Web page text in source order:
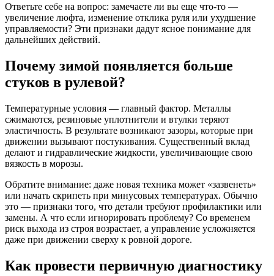
Ответьте себе на вопрос: замечаете ли вы еще что-то —
увеличение люфта, изменение отклика руля или ухудшение
управляемости? Эти признаки дадут ясное понимание для
дальнейших действий.
Почему зимой появляется больше
стуков в рулевой?
Температурные условия — главный фактор. Металлы
сжимаются, резиновые уплотнители и втулки теряют
эластичность. В результате возникают зазоры, которые при
движении вызывают постукивания. Существенный вклад
делают и гидравлические жидкости, увеличивающие свою
вязкость в морозы.
Обратите внимание: даже новая техника может «зазвенеть»
или начать скрипеть при минусовых температурах. Обычно
это — признаки того, что детали требуют профилактики или
замены. А что если игнорировать проблему? Со временем
риск выхода из строя возрастает, а управление усложняется
даже при движении сверху к ровной дороге.
Как провести первичную диагностику